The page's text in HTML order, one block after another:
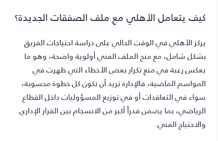
كيف يتعامل الأهلي مع ملف الصفقات الجديدة؟
يركز الأهلي في الوقت الحالي على دراسة احتياجات الفريق
بشكل شامل، مع منح الملف الفني أولوية واضحة، وهو ما
يعكس رغبة في منع تكرار بعض الأخطاء التي ظهرت في
المواسم الماضية، فالإدارة تريد أن تكون كل خطوة محسوبة،
سواء في التعاقدات أو في توزيع المسؤوليات داخل القطاع
الرياضي، بما يضمن قدراً أكبر من الانسجام بين القرار الإداري
والاحتياج الفني.